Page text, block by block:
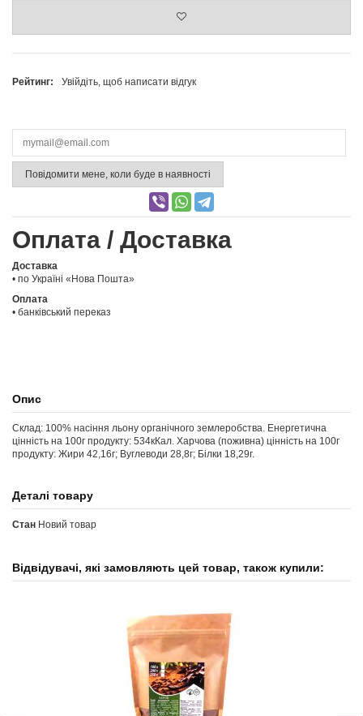
Рейтинг: Увійдіть, щоб написати відгук
Повідомити мене, коли буде в наявності
Оплата / Доставка
Доставка
• по Україні «Нова Пошта»
Оплата
• банківський переказ
Опис
Склад: 100% насіння льону органічного землеробства. Енергетична
цінність на 100г продукту: 534кКал. Харчова (поживна) цінність на 100г
продукту: Жири 42,16г; Вуглеводи 28,8г; Білки 18,29г.
Деталі товару
Стан Новий товар
Відвідувачі, які замовляють цей товар, також купили: